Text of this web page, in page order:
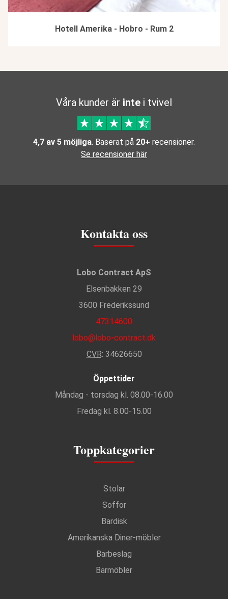
Hotell Amerika - Hobro - Rum 2
Våra kunder är inte i tvivel
4,7 av 5 möjliga. Baserat på 20+ recensioner.
Se recensioner här
Kontakta oss
Lobo Contract ApS
Elsenbakken 29
3600 Frederikssund
47314600
lobo@lobo-contract.dk
CVR: 34626650
Öppettider
Måndag - torsdag kl. 08.00-16.00
Fredag kl. 8.00-15.00
Toppkategorier
Stolar
Soffor
Bardisk
Amerikanska Diner-möbler
Barbeslag
Barmöbler